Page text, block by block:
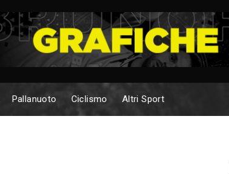
Pallanuoto Ciclismo Altri Sport